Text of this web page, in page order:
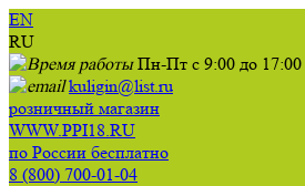
EN
RU
Пн-Пт с 9:00 до 17:00
kuligin@list.ru
розничный магазин
WWW.PPI18.RU
по России бесплатно
8 (800) 700-01-04